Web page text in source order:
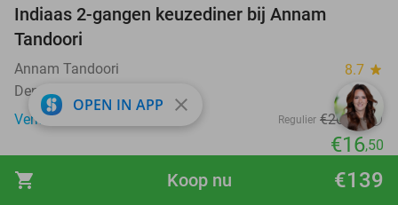
shopping_cart €139
Koop nu
Indiaas 2-gangen keuzediner bij Annam
Tandoori
Annam Tandoori 8.7 star
Den Helder
Verkocht: 23
Regulier €26,40
€16,50
favorite_border
OPEN IN APP close